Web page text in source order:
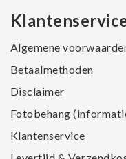
Algemene
Betaalmethoden
Disclaimer
Fotobehang
Klantenservice